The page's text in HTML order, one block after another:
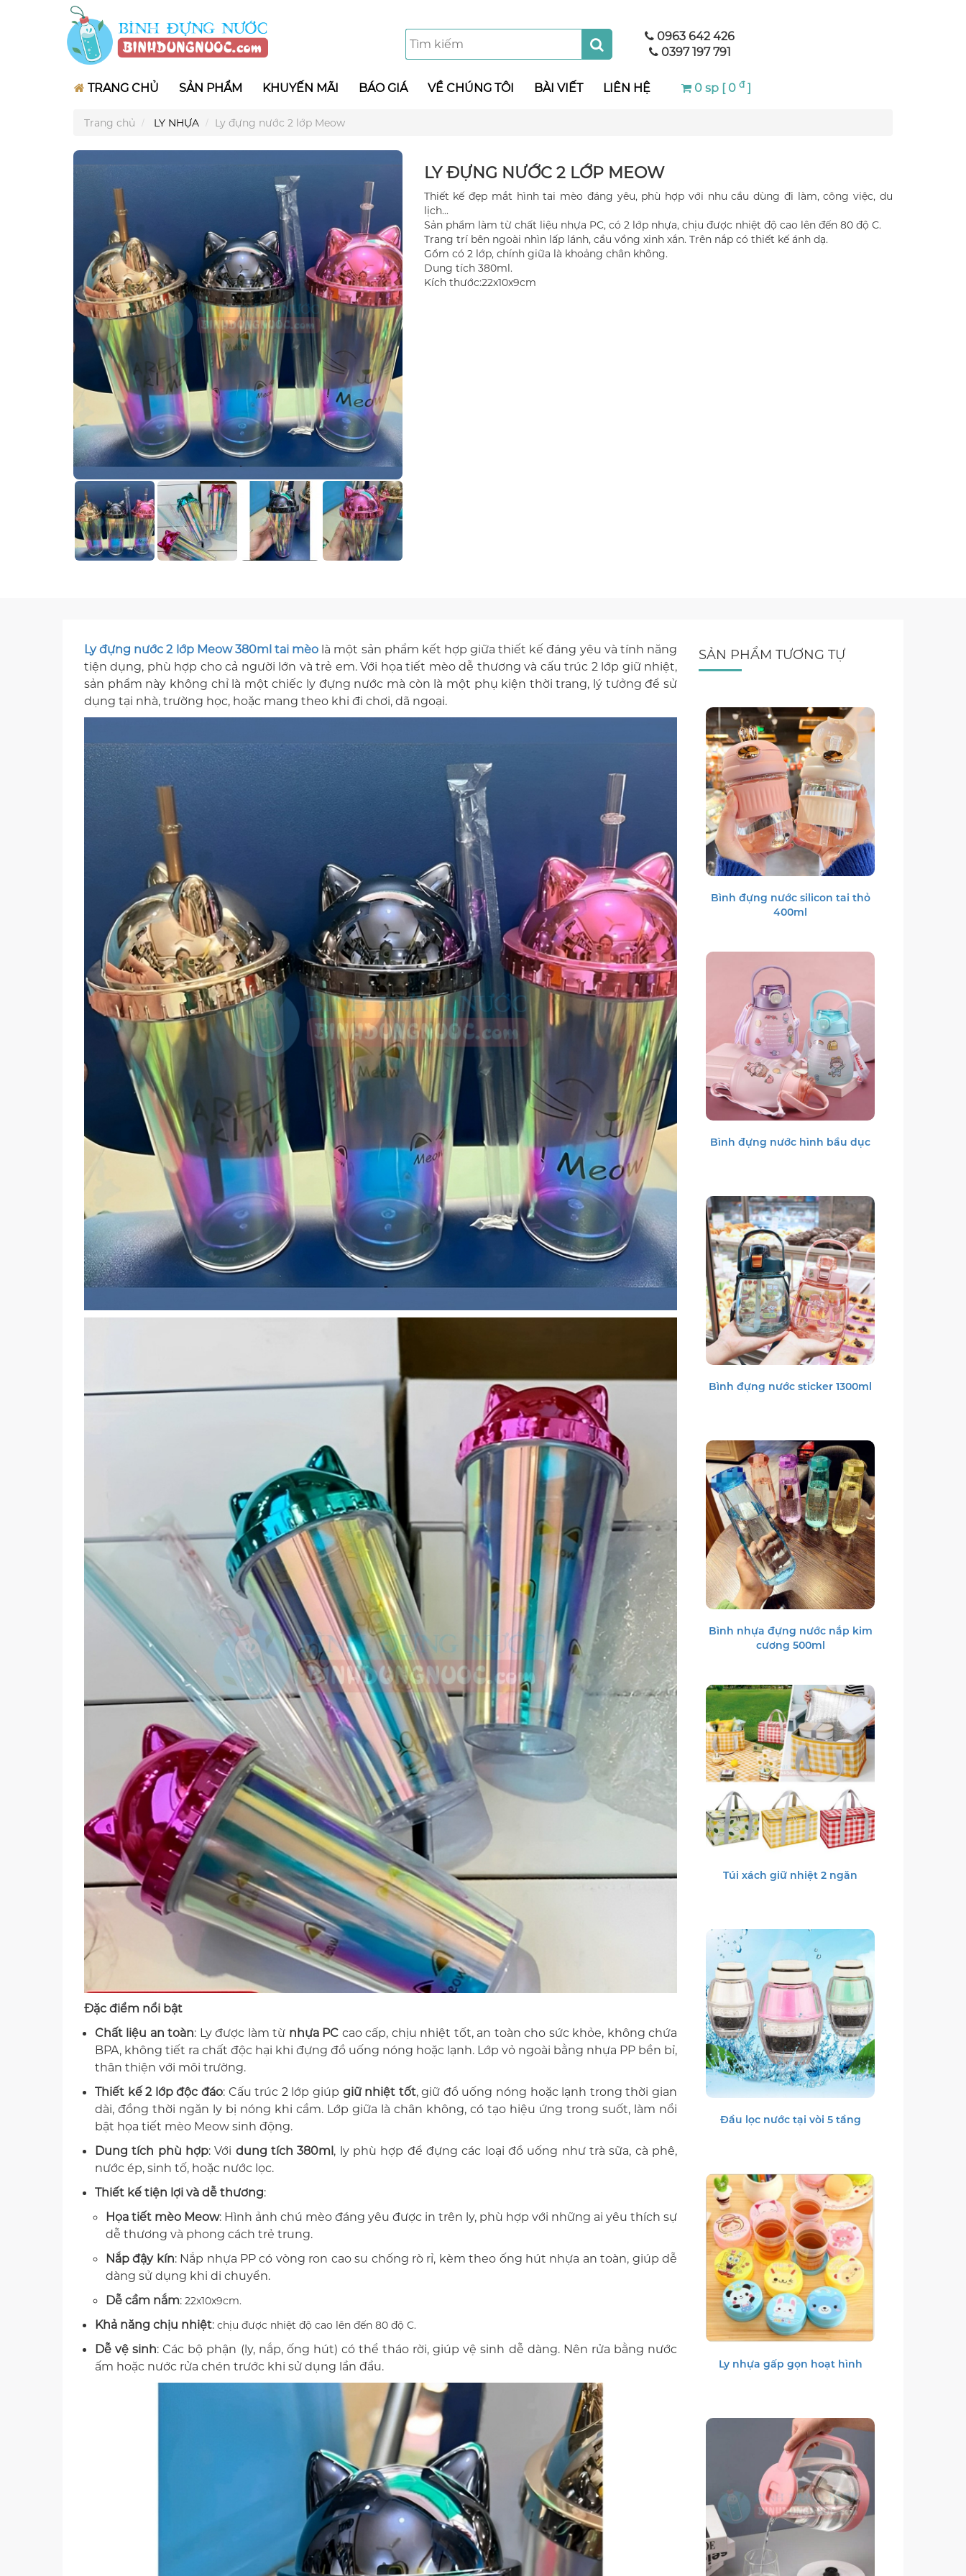
0963 642 426
0397 197 791
TRANG CHỦ SẢN PHẨM KHUYẾN MÃI BÁO GIÁ VỀ CHÚNG TÔI BÀI VIẾT LIÊN HỆ 0 sp [ 0 đ ]
Trang chủ LY NHỰA Ly đựng nước 2 lớp Meow
LY ĐỰNG NƯỚC 2 LỚP MEOW
Thiết kế đẹp mắt hình tai mèo đáng yêu, phù hợp với nhu cầu dùng đi làm, công việc, du
lịch...
Sản phẩm làm từ chất liệu nhựa PC, có 2 lớp nhựa, chịu được nhiệt độ cao lên đến 80 độ C.
Trang trí bên ngoài nhìn lấp lánh, cầu vồng xinh xắn. Trên nắp có thiết kế ánh dạ.
Gồm có 2 lớp, chính giữa là khoảng chân không.
Dung tích 380ml.
Kích thước:22x10x9cm
Ly đựng nước 2 lớp Meow 380ml tai mèo là một sản phẩm kết hợp giữa thiết kế đáng yêu và tính năng
tiện dụng, phù hợp cho cả người lớn và trẻ em. Với họa tiết mèo dễ thương và cấu trúc 2 lớp giữ nhiệt,
sản phẩm này không chỉ là một chiếc ly đựng nước mà còn là một phụ kiện thời trang, lý tưởng để sử
dụng tại nhà, trường học, hoặc mang theo khi đi chơi, dã ngoại.
Đặc điểm nổi bật
Chất liệu an toàn: Ly được làm từ nhựa PC cao cấp, chịu nhiệt tốt, an toàn cho sức khỏe, không chứa
BPA, không tiết ra chất độc hại khi đựng đồ uống nóng hoặc lạnh. Lớp vỏ ngoài bằng nhựa PP bền bỉ,
thân thiện với môi trường.
Thiết kế 2 lớp độc đáo: Cấu trúc 2 lớp giúp giữ nhiệt tốt, giữ đồ uống nóng hoặc lạnh trong thời gian
dài, đồng thời ngăn ly bị nóng khi cầm. Lớp giữa là chân không, có tạo hiệu ứng trong suốt, làm nổi
bật họa tiết mèo Meow sinh động.
Dung tích phù hợp: Với dung tích 380ml, ly phù hợp để đựng các loại đồ uống như trà sữa, cà phê,
nước ép, sinh tố, hoặc nước lọc.
Thiết kế tiện lợi và dễ thương:
Họa tiết mèo Meow: Hình ảnh chú mèo đáng yêu được in trên ly, phù hợp với những ai yêu thích sự
dễ thương và phong cách trẻ trung.
Nắp đậy kín: Nắp nhựa PP có vòng ron cao su chống rò rỉ, kèm theo ống hút nhựa an toàn, giúp dễ
dàng sử dụng khi di chuyển.
Dễ cầm nắm: 22x10x9cm.
Khả năng chịu nhiệt: chịu được nhiệt độ cao lên đến 80 độ C.
Dễ vệ sinh: Các bộ phận (ly, nắp, ống hút) có thể tháo rời, giúp vệ sinh dễ dàng. Nên rửa bằng nước
ấm hoặc nước rửa chén trước khi sử dụng lần đầu.
SẢN PHẨM TƯƠNG TỰ
Bình đựng nước silicon tai thỏ
400ml
Bình đựng nước hình bầu dục
Bình đựng nước sticker 1300ml
Bình nhựa đựng nước nắp kim
cương 500ml
Túi xách giữ nhiệt 2 ngăn
Đầu lọc nước tại vòi 5 tầng
Ly nhựa gấp gọn hoạt hình